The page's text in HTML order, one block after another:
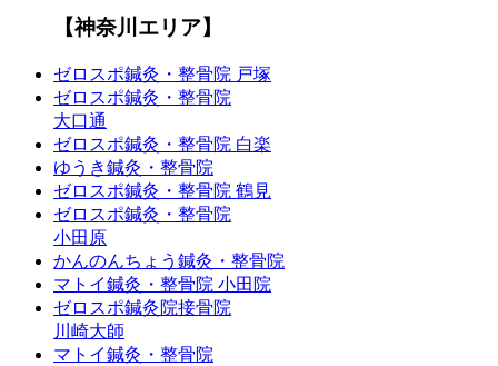
【神奈川エリア】
ゼロスポ鍼灸・整骨院 戸塚
ゼロスポ鍼灸・整骨院
大口通
ゼロスポ鍼灸・整骨院 白楽
ゆうき鍼灸・整骨院
ゼロスポ鍼灸・整骨院 鶴見
ゼロスポ鍼灸・整骨院
小田原
かんのんちょう鍼灸・整骨院
マトイ鍼灸・整骨院 小田院
ゼロスポ鍼灸院接骨院
川崎大師
マトイ鍼灸・整骨院